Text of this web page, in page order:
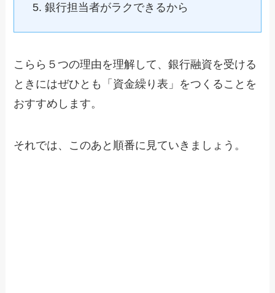
銀行担当者がラクできるから
こらら５つの理由を理解して、銀行融資を受ける
ときにはぜひとも「資金繰り表」をつくることを
おすすめします。
それでは、このあと順番に見ていきましょう。